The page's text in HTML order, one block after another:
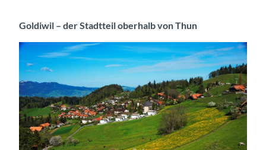
Goldiwil – der Stadtteil oberhalb von Thun